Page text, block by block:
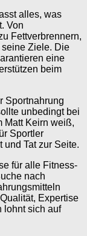
alles, was
Von
Fettverbrennern,
seine Ziele. Die
eine
beim
Sportnahrung
unbedingt bei
Matt Keirn weiß,
Sportler
und Tat zur Seite.
für alle Fitness-
nach
Expertise
lohnt sich auf